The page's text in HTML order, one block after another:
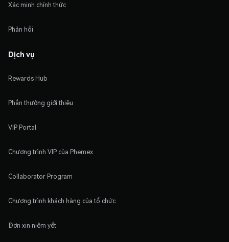
Xác minh chính thức
Phản hồi
Dịch vụ
Rewards Hub
Phần thưởng giới thiệu
VIP Portal
Chương trình VIP của Phemex
Collaborator Program
Chương trình khách hàng của tổ chức
Đơn xin niêm yết